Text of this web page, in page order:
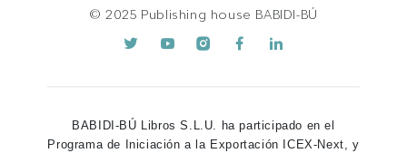
© 2025 Publishing house BABIDI-BÚ
BABIDI-BÚ Libros S.L.U. ha participado en el
Programa de Iniciación a la Exportación ICEX-Next, y